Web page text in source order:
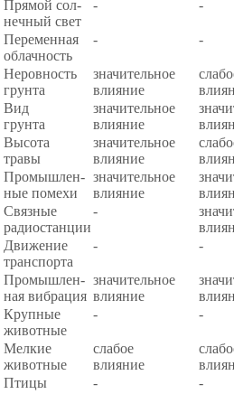
Прямой сол-
нечный свет
- -
Переменная
облачность
- -
Неровность
грунта
значительное
влияние
Вид
грунта
значительное
влияние
Высота
травы
значительное
влияние
Промышлен-
ные помехи
значительное
влияние
Связные
радиостанции
-
Движение
транспорта
- -
Промышлен-
ная вибрация
значительное
влияние
Крупные
животные
- -
Мелкие
животные
слабое
влияние
Птицы - -